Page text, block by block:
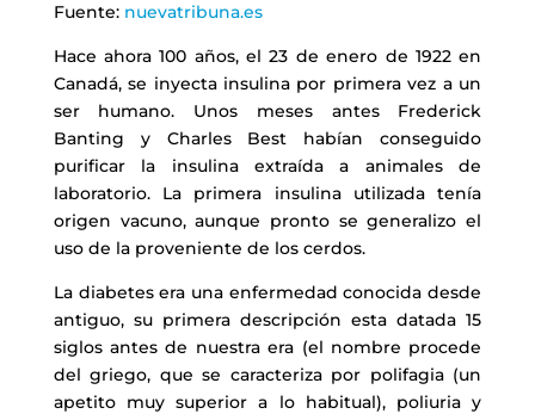
Fuente: nuevatribuna.es
Hace ahora 100 años, el 23 de enero de 1922 en
Canadá, se inyecta insulina por primera vez a un
ser humano. Unos meses antes Frederick
Banting y Charles Best habían conseguido
purificar la insulina extraída a animales de
laboratorio. La primera insulina utilizada tenía
origen vacuno, aunque pronto se generalizo el
uso de la proveniente de los cerdos.
La diabetes era una enfermedad conocida desde
antiguo, su primera descripción esta datada 15
siglos antes de nuestra era (el nombre procede
del griego, que se caracteriza por polifagia (un
apetito muy superior a lo habitual), poliuria y